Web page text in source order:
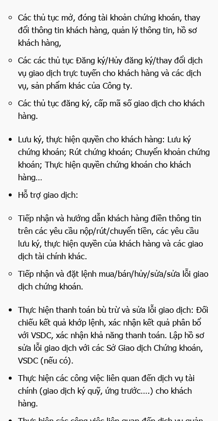
Các thủ tục mở, đóng tài khoản chứng khoán, thay
đổi thông tin khách hàng, quản lý thông tin, hồ sơ
khách hàng,
Các các thủ tục Đăng ký/Hủy đăng ký/thay đổi dịch
vụ giao dịch trực tuyến cho khách hàng và các dịch
vụ, sản phẩm khác của Công ty.
Các thủ tục đăng ký, cấp mã số giao dịch cho khách
hàng.
Lưu ký, thực hiện quyền cho khách hàng: Lưu ký
chứng khoán; Rút chứng khoán; Chuyển khoản chứng
khoán; Thực hiện quyền chứng khoán cho khách
hàng…
Hỗ trợ giao dịch:
Tiếp nhận và hướng dẫn khách hàng điền thông tin
trên các yêu cầu nộp/rút/chuyển tiền, các yêu cầu
lưu ký, thực hiện quyền của khách hàng và các giao
dịch tài chính khác.
Tiếp nhận và đặt lệnh mua/bán/hủy/sửa/sửa lỗi giao
dịch chứng khoán.
Thực hiện thanh toán bù trừ và sửa lỗi giao dịch: Đối
chiếu kết quả khớp lệnh, xác nhận kết quả phân bổ
với VSDC, xác nhận khả năng thanh toán. Lập hồ sơ
sửa lỗi giao dịch với các Sở Giao dịch Chứng khoán,
VSDC (nếu có).
Thực hiện các công việc liên quan đến dịch vụ tài
chính (giao dịch ký quỹ, ứng trước….) cho khách
hàng.